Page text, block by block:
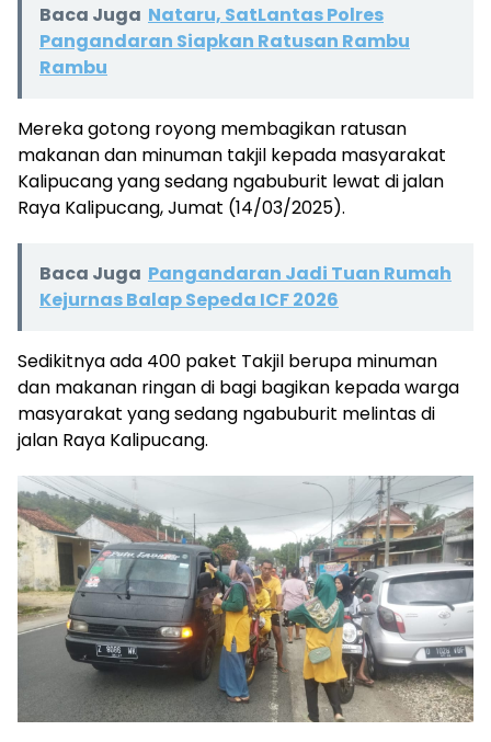
Baca Juga Nataru, SatLantas Polres
Pangandaran Siapkan Ratusan Rambu
Rambu
Mereka gotong royong membagikan ratusan
makanan dan minuman takjil kepada masyarakat
Kalipucang yang sedang ngabuburit lewat di jalan
Raya Kalipucang, Jumat (14/03/2025).
Baca Juga Pangandaran Jadi Tuan Rumah
Kejurnas Balap Sepeda ICF 2026
Sedikitnya ada 400 paket Takjil berupa minuman
dan makanan ringan di bagi bagikan kepada warga
masyarakat yang sedang ngabuburit melintas di
jalan Raya Kalipucang.